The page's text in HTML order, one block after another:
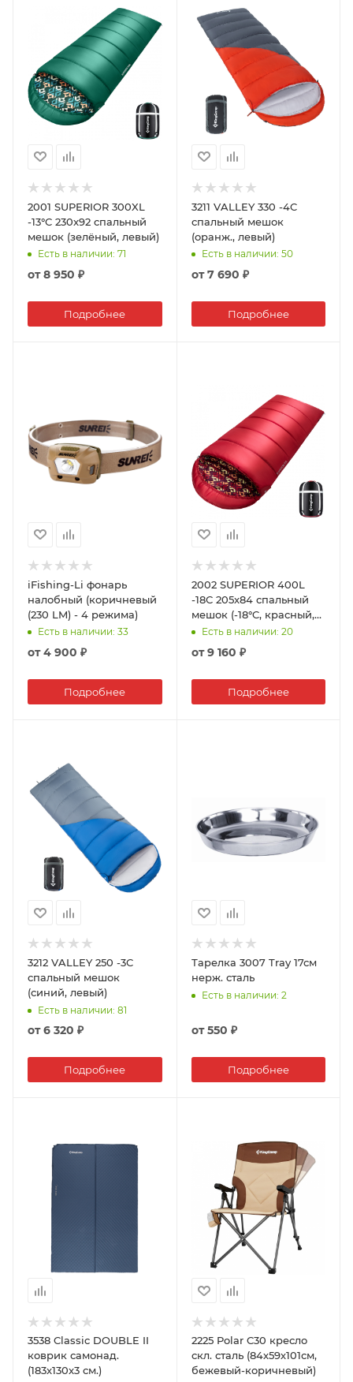
2001 SUPERIOR 300XL
-13°С 230x92 спальный
мешок (зелёный, левый)
Есть в наличии: 71
от8 950 ₽
Подробнее
3211 VALLEY 330 -4C
спальный мешок
(оранж., левый)
Есть в наличии: 50
от7 690 ₽
Подробнее
iFishing-Li фонарь
налобный (коричневый
(230 LM) - 4 режима)
Есть в наличии: 33
от4 900 ₽
Подробнее
2002 SUPERIOR 400L
-18С 205x84 спальный
мешок (-18°C, красный,
левый)
Есть в наличии: 20
от9 160 ₽
Подробнее
3212 VALLEY 250 -3С
спальный мешок
(синий, левый)
Есть в наличии: 81
от6 320 ₽
Подробнее
Тарелка 3007 Tray 17см
нерж. сталь
Есть в наличии: 2
от550 ₽
Подробнее
3538 Classic DOUBLE II
коврик самонад.
(183x130x3 см.)
2225 Polar C30 кресло
скл. сталь (84х59х101см,
бежевый-коричневый)